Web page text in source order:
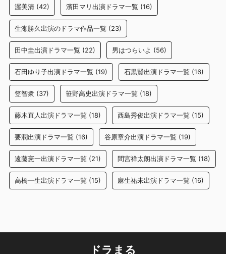
渥美清 (42) 濱田マリ出演ドラマ一覧 (16)
生瀬勝久出演のドラマ作品一覧 (23)
田中圭出演ドラマ一覧 (22) 男はつらいよ (56)
石田ゆり子出演ドラマ一覧 (19) 石黒賢出演ドラマ一覧 (16)
笠智衆 (37) 笹野高史出演ドラマ一覧 (18)
藤木直人出演ドラマ一覧 (18) 西島秀俊出演ドラマ一覧 (15)
要潤出演ドラマ一覧 (16) 谷原章介出演ドラマ一覧 (19)
遠藤憲一出演ドラマ一覧 (21) 間宮祥太朗出演ドラマ一覧 (18)
高橋一生出演ドラマ一覧 (15) 麻生祐未出演ドラマ一覧 (16)
ドラまる